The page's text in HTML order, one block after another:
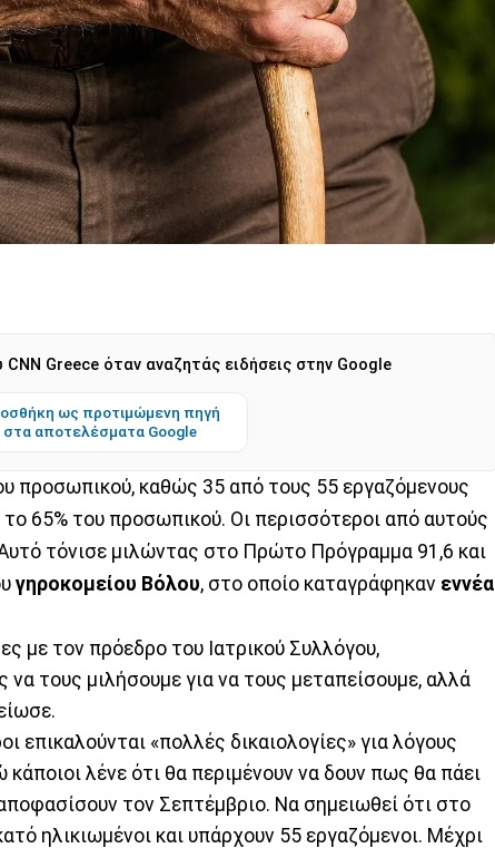
Greece όταν αναζητάς ειδήσεις στην Google
ως προτιμώμενη πηγή
στα αποτελέσματα Google
προσωπικού, καθώς 35 από τους 55 εργαζόμενους
65% του προσωπικού. Οι περισσότεροι από αυτούς
τόνισε μιλώντας στο Πρώτο Πρόγραμμα 91,6 και
γηροκομείου Βόλου, στο οποίο καταγράφηκαν εννέα
με τον πρόεδρο του Ιατρικού Συλλόγου,
τους μιλήσουμε για να τους μεταπείσουμε, αλλά
επικαλούνται «πολλές δικαιολογίες» για λόγους
κάποιοι λένε ότι θα περιμένουν να δουν πως θα πάει
τον Σεπτέμβριο. Να σημειωθεί ότι στο
ηλικιωμένοι και υπάρχουν 55 εργαζόμενοι. Μέχρι